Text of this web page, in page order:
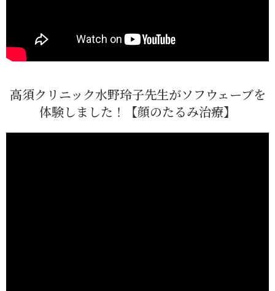
高須クリニック水野玲子先生がソフウェーブを
体験しました！【顔のたるみ治療】